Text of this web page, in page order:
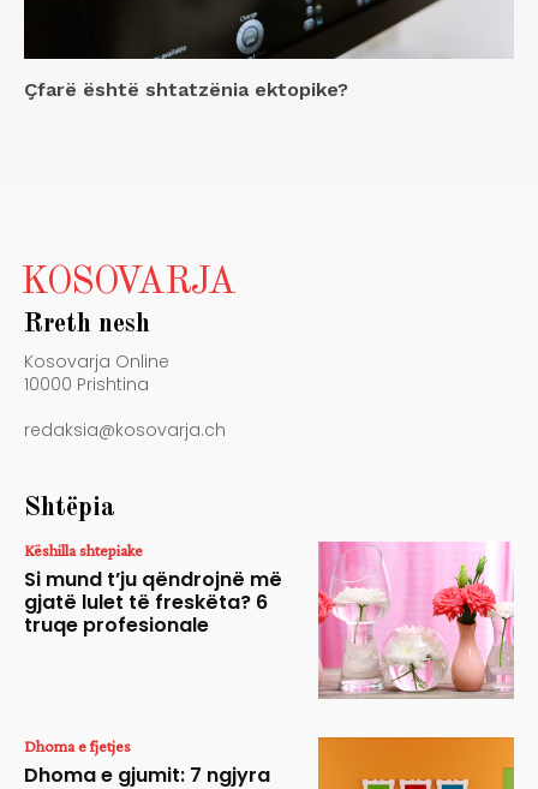
Çfarë është shtatzënia ektopike?
KOSOVARJA
Rreth nesh
Kosovarja Online
10000 Prishtina
redaksia@kosovarja.ch
Shtëpia
Këshilla shtepiake
Si mund t’ju qëndrojnë më
gjatë lulet të freskëta? 6
truqe profesionale
Dhoma e fjetjes
Dhoma e gjumit: 7 ngjyra